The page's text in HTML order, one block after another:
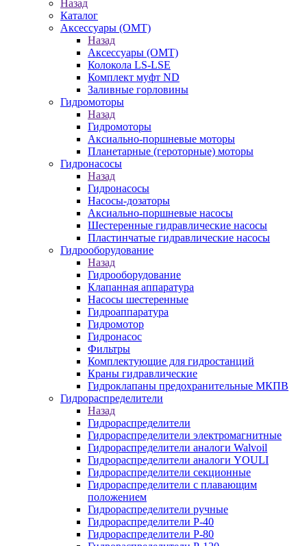
Назад
Каталог
Аксессуары (OMT)
Назад
Аксессуары (OMT)
Колокола LS-LSE
Комплект муфт ND
Заливные горловины
Гидромоторы
Назад
Гидромоторы
Аксиально-поршневые моторы
Планетарные (героторные) моторы
Гидронасосы
Назад
Гидронасосы
Насосы-дозаторы
Аксиально-поршневые насосы
Шестеренные гидравлические насосы
Пластинчатые гидравлические насосы
Гидрооборудование
Назад
Гидрооборудование
Клапанная аппаратура
Насосы шестеренные
Гидроаппаратура
Гидромотор
Гидронасос
Фильтры
Комплектующие для гидростанций
Краны гидравлические
Гидроклапаны предохранительные МКПВ
Гидрораспределители
Назад
Гидрораспределители
Гидрораспределители электромагнитные
Гидрораспределители аналоги Walvoil
Гидрораспределители аналоги YOULI
Гидрораспределители секционные
Гидрораспределители с плавающим
положением
Гидрораспределители ручные
Гидрораспределители Р-40
Гидрораспределители Р-80